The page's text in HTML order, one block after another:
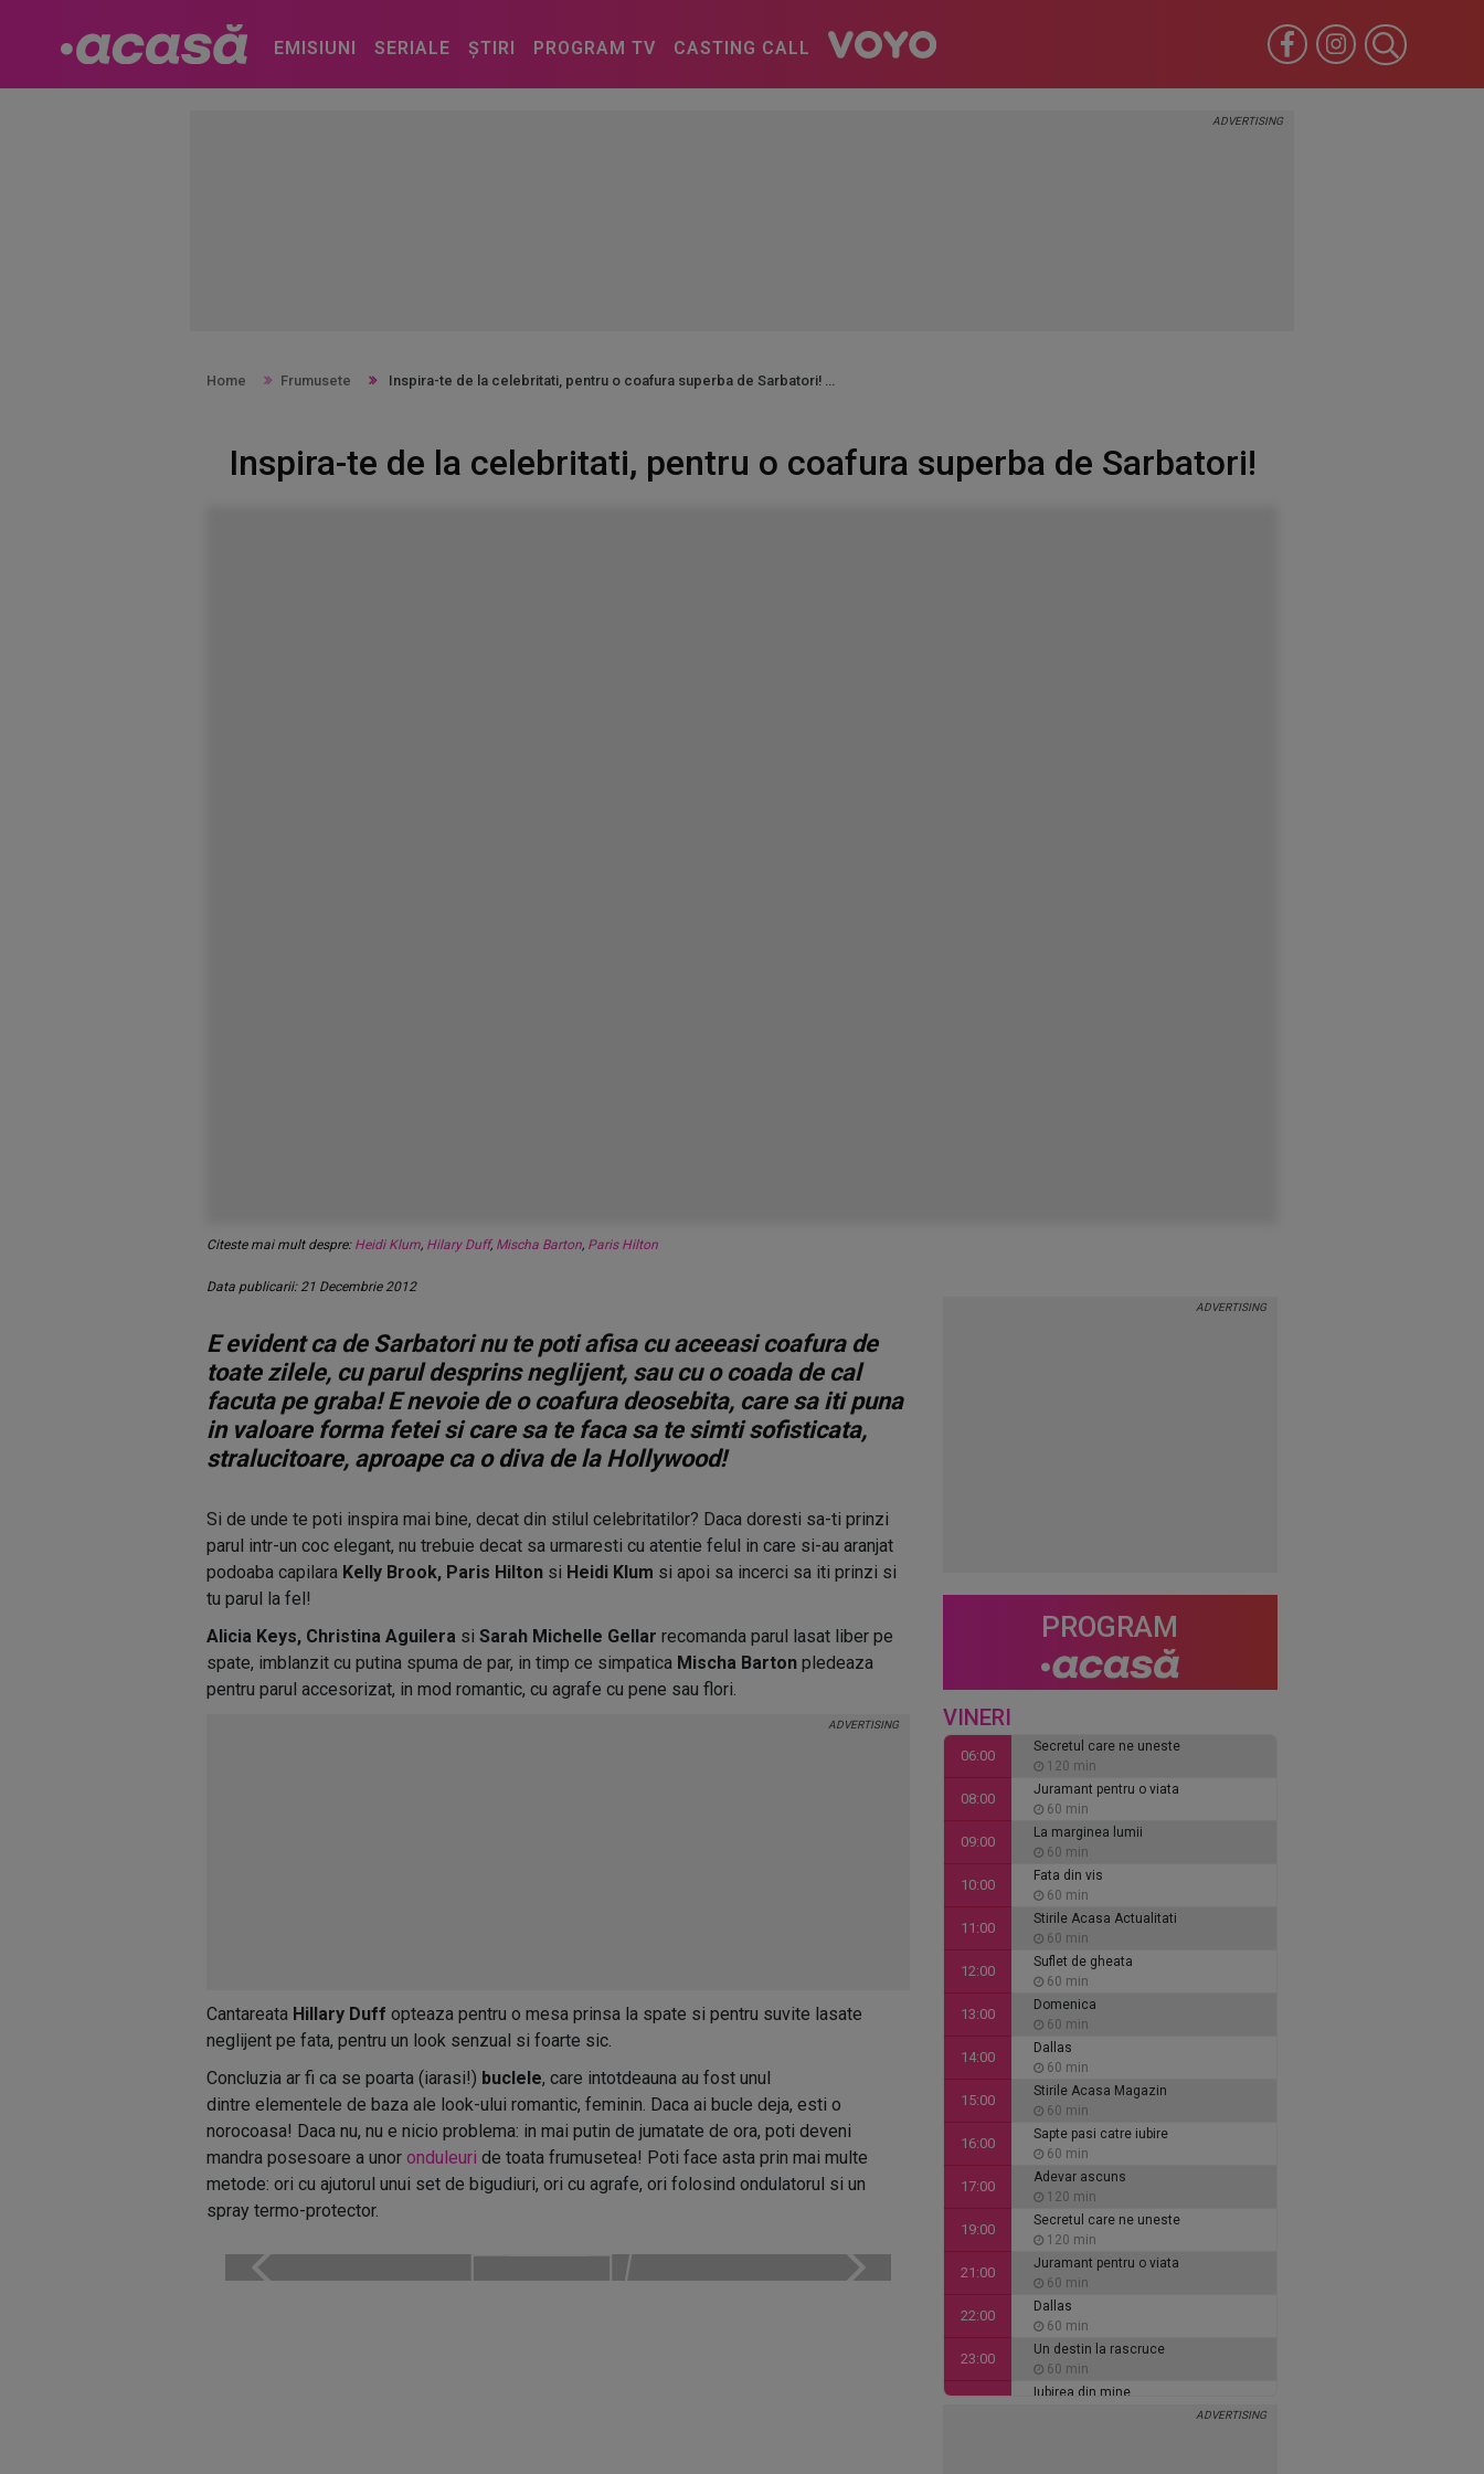
EMISIUNI SERIALE ȘTIRI PROGRAM TV CASTING CALL
Home Frumusete Inspira-te de la celebritati, pentru o coafura superba de Sarbatori!
Inspira-te de la celebritati, pentru o coafura superba de Sarbatori!
Citeste mai mult despre: Heidi Klum, Hilary Duff, Mischa Barton, Paris Hilton
Data publicarii: 21 Decembrie 2012
E evident ca de Sarbatori nu te poti afisa cu aceeasi coafura de
toate zilele, cu parul desprins neglijent, sau cu o coada de cal
facuta pe graba! E nevoie de o coafura deosebita, care sa iti puna
in valoare forma fetei si care sa te faca sa te simti sofisticata,
stralucitoare, aproape ca o diva de la Hollywood!
Si de unde te poti inspira mai bine, decat din stilul celebritatilor? Daca doresti sa-ti prinzi
parul intr-un coc elegant, nu trebuie decat sa urmaresti cu atentie felul in care si-au aranjat
podoaba capilara Kelly Brook, Paris Hilton si Heidi Klum si apoi sa incerci sa iti prinzi si
tu parul la fel!
Alicia Keys, Christina Aguilera si Sarah Michelle Gellar recomanda parul lasat liber pe
spate, imblanzit cu putina spuma de par, in timp ce simpatica Mischa Barton pledeaza
pentru parul accesorizat, in mod romantic, cu agrafe cu pene sau flori.
Cantareata Hillary Duff opteaza pentru o mesa prinsa la spate si pentru suvite lasate
neglijent pe fata, pentru un look senzual si foarte sic.
Concluzia ar fi ca se poarta (iarasi!) buclele, care intotdeauna au fost unul
dintre elementele de baza ale look-ului romantic, feminin. Daca ai bucle deja, esti o
norocoasa! Daca nu, nu e nicio problema: in mai putin de jumatate de ora, poti deveni
mandra posesoare a unor onduleuri de toata frumusetea! Poti face asta prin mai multe
metode: ori cu ajutorul unui set de bigudiuri, ori cu agrafe, ori folosind ondulatorul si un
spray termo-protector.
PROGRAM
VINERI
06:00
Secretul care ne uneste
120 min
08:00
Juramant pentru o viata
60 min
09:00
La marginea lumii
60 min
10:00
Fata din vis
60 min
11:00
Stirile Acasa Actualitati
60 min
12:00
Suflet de gheata
60 min
13:00
Domenica
60 min
14:00
Dallas
60 min
15:00
Stirile Acasa Magazin
60 min
16:00
Sapte pasi catre iubire
60 min
17:00
Adevar ascuns
120 min
19:00
Secretul care ne uneste
120 min
21:00
Juramant pentru o viata
60 min
22:00
Dallas
60 min
23:00
Un destin la rascruce
60 min
Iubirea din mine